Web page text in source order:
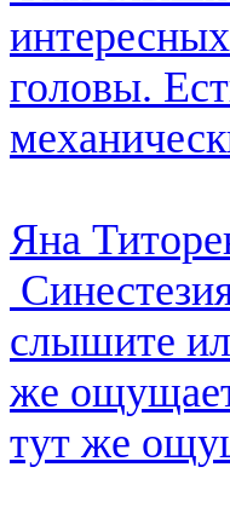
головы.
Яна
слышите
же
тут же